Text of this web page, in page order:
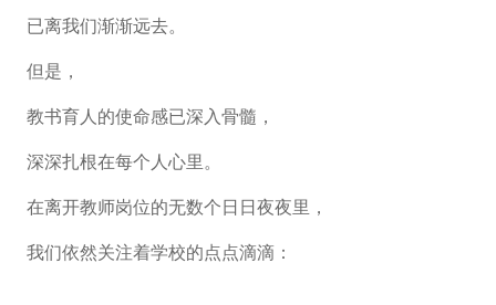
已离我们渐渐远去。
但是，
教书育人的使命感已深入骨髓，
深深扎根在每个人心里。
在离开教师岗位的无数个日日夜夜里，
我们依然关注着学校的点点滴滴：